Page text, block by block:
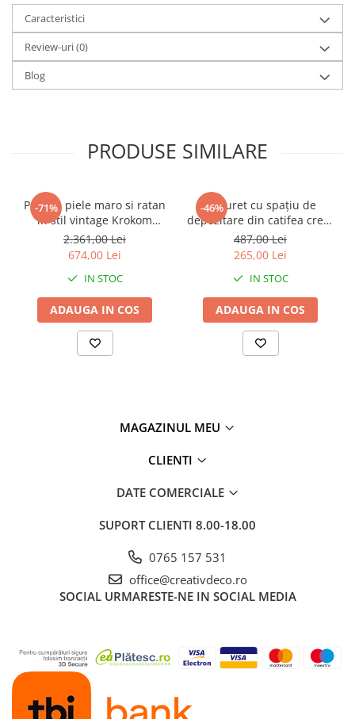
Caracteristici
Review-uri(0)
Blog
PRODUSE SIMILARE
-71%
Puf din piele maro si ratan
in stil vintage Krokom
50x50x30 cm
2.361,00 Lei
674,00 Lei
IN STOC
ADAUGA IN COS
-46%
Taburet cu spațiu de
depozitare din catifea crem
Noe D36xH37cm
487,00 Lei
265,00 Lei
IN STOC
ADAUGA IN COS
MAGAZINUL MEU
CLIENTI
DATE COMERCIALE
SUPORT CLIENTI 8.00-18.00
0765 157 531
office@creativdeco.ro
SOCIAL URMARESTE-NE IN SOCIAL MEDIA